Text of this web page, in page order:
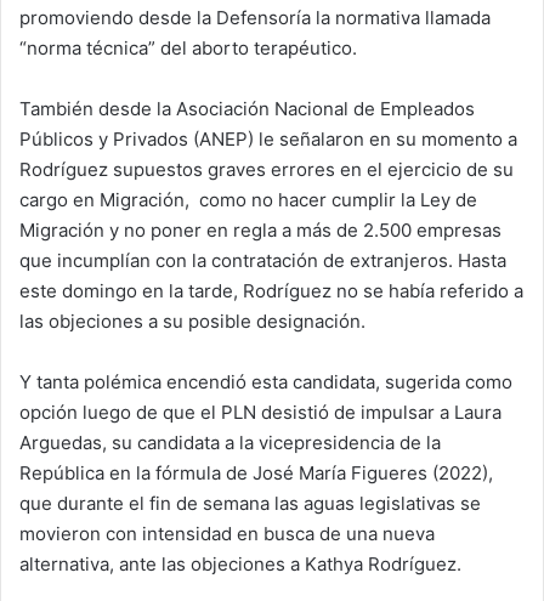
promoviendo desde la Defensoría la normativa llamada
“norma técnica” del aborto terapéutico.
También desde la Asociación Nacional de Empleados
Públicos y Privados (ANEP) le señalaron en su momento a
Rodríguez supuestos graves errores en el ejercicio de su
cargo en Migración, como no hacer cumplir la Ley de
Migración y no poner en regla a más de 2.500 empresas
que incumplían con la contratación de extranjeros. Hasta
este domingo en la tarde, Rodríguez no se había referido a
las objeciones a su posible designación.
Y tanta polémica encendió esta candidata, sugerida como
opción luego de que el PLN desistió de impulsar a Laura
Arguedas, su candidata a la vicepresidencia de la
República en la fórmula de José María Figueres (2022),
que durante el fin de semana las aguas legislativas se
movieron con intensidad en busca de una nueva
alternativa, ante las objeciones a Kathya Rodríguez.